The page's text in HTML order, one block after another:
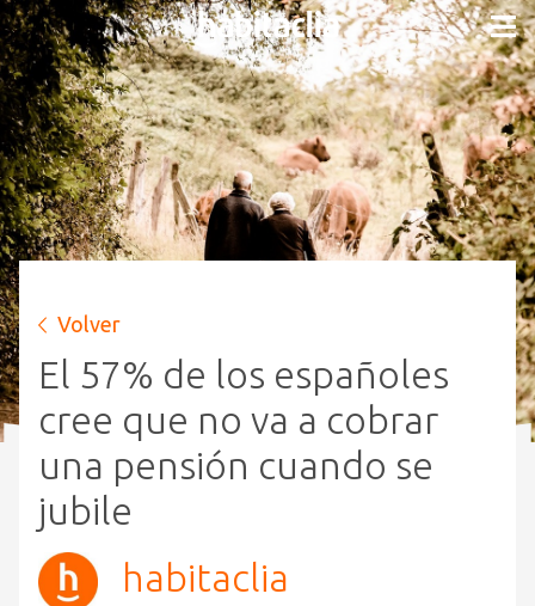
Volver
El 57% de los españoles
cree que no va a cobrar
una pensión cuando se
jubile
habitaclia